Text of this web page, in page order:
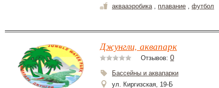
аквааэробика, плавание , футбол
Джунгли, аквапарк
Отзывов: 0
Бассейны и аквапарки
ул. Киргизская, 19-Б